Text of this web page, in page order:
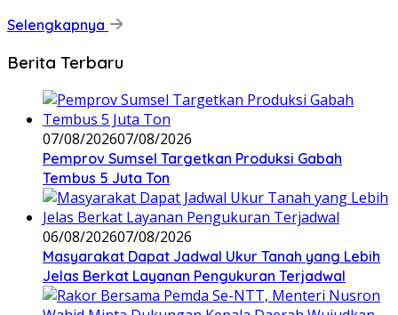
Selengkapnya
Berita Terbaru
07/08/202607/08/2026
Pemprov Sumsel Targetkan Produksi Gabah
Tembus 5 Juta Ton
06/08/202607/08/2026
Masyarakat Dapat Jadwal Ukur Tanah yang Lebih
Jelas Berkat Layanan Pengukuran Terjadwal